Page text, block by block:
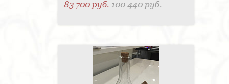
83 700 руб.100 440 руб.